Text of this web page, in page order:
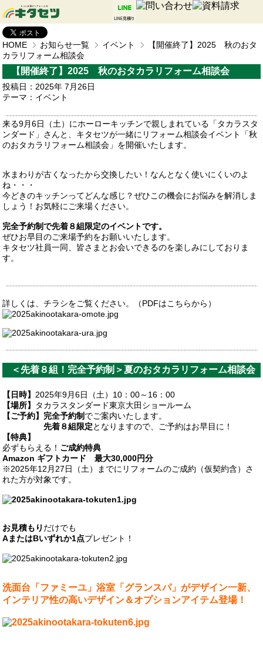
HOME お知らせ一覧 イベント
【開催終了】2025 秋のおタ
カラリフォーム相談会
【開催終了】2025 秋のおタカラリフォーム相談会
投稿日：2025年 7月26日
テーマ： イベント
来る9月6日（土）にホーローキッチンで親しまれている「タカラスタ
ンダード」さんと、キタセツが一緒にリフォーム相談会イベント「秋
のおタカラリフォーム相談会」を開催いたします。
水まわりが古くなったから交換したい！なんとなく使いにくいのよ
ね・・・
今どきのキッチンってどんな感じ？ぜひこの機会にお悩みを解消しま
しょう！お気軽にご来場ください。
完全予約制で先着８組限定のイベントです。
ぜひお早目のご来場予約をお願いいたします。
キタセツ社員一同、皆さまとお会いできるのを楽しみにしておりま
す。
詳しくは、チラシをご覧ください。（PDFはこちらから）
＜先着８組！完全予約制＞夏のおタカラリフォーム相談会
【日時】2025年9月6日（土）10：00～16：00
【場所】 タカラスタンダード東京大田ショールーム
【ご予約】 完全予約制 でご案内いたします。
先着８組限定となりますので、ご予約はお早目に！
【特典】
必ずもらえる！ ご成約特典
Amazon ギフトカード 最大30,000円分
※2025年12月27日（土）までにリフォームのご成約（仮契約含）さ
れた方が対象です。
お見積もり だけでも
AまたはBいずれか1点プレゼント！
洗面台「ファミーユ」浴室「グランスパ」がデザイン一新、
インテリア性の高いデザイン＆オプションアイテム登場！